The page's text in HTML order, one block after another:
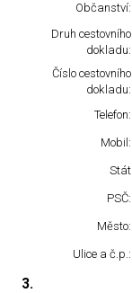
Občanství:
Druh cestovního
dokladu:
Číslo cestovního
dokladu:
Telefon:
Mobil:
Stát
PSČ:
Město:
Ulice a č.p.:
3.